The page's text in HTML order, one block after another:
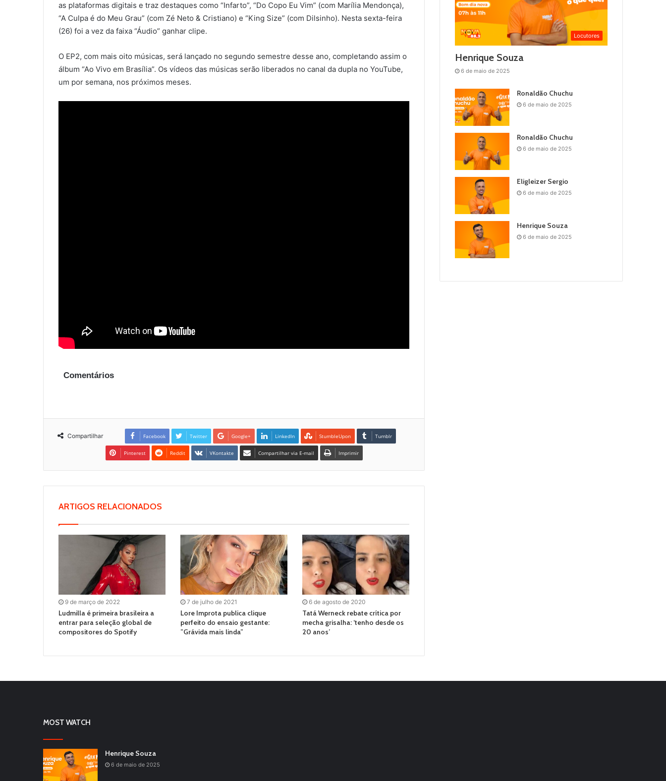
as plataformas digitais e traz destaques como “Infarto”, “Do Copo Eu Vim” (com Marília Mendonça),
“A Culpa é do Meu Grau” (com Zé Neto & Cristiano) e “King Size” (com Dilsinho). Nesta sexta-feira
(26) foi a vez da faixa “Áudio” ganhar clipe.
O EP2, com mais oito músicas, será lançado no segundo semestre desse ano, completando assim o
álbum “Ao Vivo em Brasília”. Os vídeos das músicas serão liberados no canal da dupla no YouTube,
um por semana, nos próximos meses.
Comentários
Compartilhar Facebook Twitter Google+ LinkedIn StumbleUpon Tumblr
Pinterest Reddit VKontakte Compartilhar via E-mail Imprimir
ARTIGOS RELACIONADOS
9 de março de 2022
Ludmilla é primeira brasileira a
entrar para seleção global de
compositores do Spotify
7 de julho de 2021
Lore Improta publica clique
perfeito do ensaio gestante:
”Grávida mais linda”
6 de agosto de 2020
Tatá Werneck rebate crítica por
mecha grisalha: ‘tenho desde os
20 anos’
Locutores
Henrique Souza
6 de maio de 2025
Ronaldão Chuchu
6 de maio de 2025
Ronaldão Chuchu
6 de maio de 2025
Eligleizer Sergio
6 de maio de 2025
Henrique Souza
6 de maio de 2025
MOST WATCH
Henrique Souza
6 de maio de 2025